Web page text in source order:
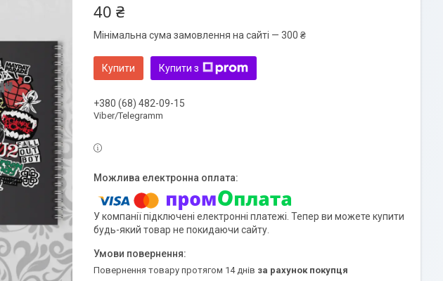
40 ₴
Мінімальна сума замовлення на сайті — 300 ₴
Купити Купити з
+380 (68) 482-09-15
Viber/Telegramm
У компанії підключені електронні платежі. Тепер ви можете купити
будь-який товар не покидаючи сайту.
повернення товару протягом 14 днів за рахунок покупця